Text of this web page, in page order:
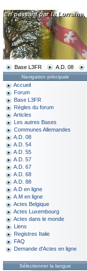
Base L3FR A.D. 08
Navigation principale
Accueil
Forum
Base L3FR
Règles du forum
Articles
Les autres Bases
Communes Allemandes
A.D. 08
A.D. 54
A.D. 55
A.D. 57
A.D. 67
A.D. 68
A.D. 88
A.D en ligne
A.M en ligne
Actes Belgique
Actes Luxembourg
Actes dans le monde
Liens
Registres Italie
FAQ
Demande d'Actes en ligne
Sélectionner la langue